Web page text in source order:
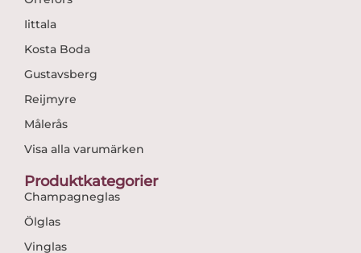
Iittala
Kosta Boda
Gustavsberg
Reijmyre
Målerås
Visa alla varumärken
Produktkategorier
Champagneglas
Ölglas
Vinglas